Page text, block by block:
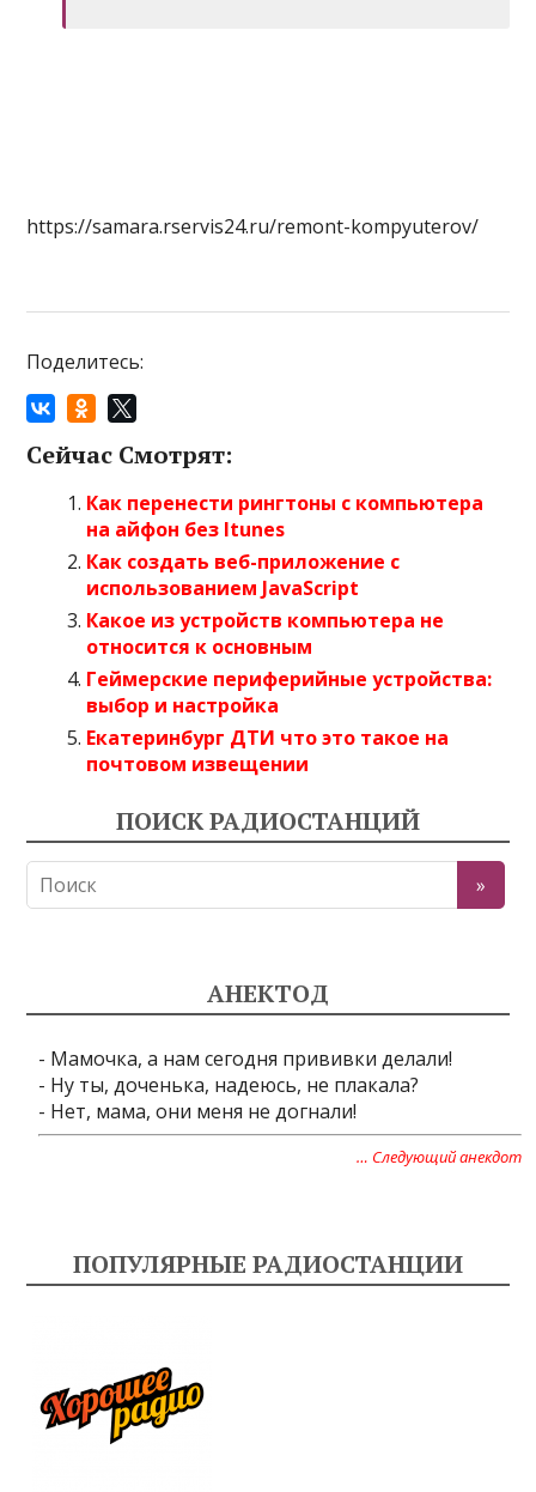
https://samara.rservis24.ru/remont-kompyuterov/
Поделитесь:
Сейчас Смотрят:
Как перенести рингтоны с компьютера
на айфон без Itunes
Как создать веб-приложение с
использованием JavaScript
Какое из устройств компьютера не
относится к основным
Геймерские периферийные устройства:
выбор и настройка
Екатеринбург ДТИ что это такое на
почтовом извещении
ПОИСК РАДИОСТАНЦИЙ
АНЕКТОД
- Мамочка, а нам сегодня прививки делали!
- Ну ты, доченька, надеюсь, не плакала?
- Нет, мама, они меня не догнали!
… Следующий анекдот
ПОПУЛЯРНЫЕ РАДИОСТАНЦИИ